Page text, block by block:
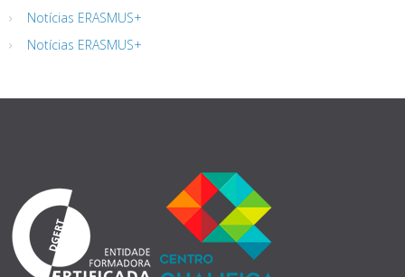
Notícias ERASMUS+
Notícias ERASMUS+